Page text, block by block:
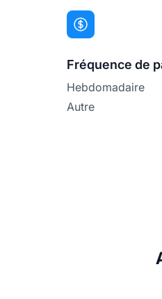
Fréquence de
Hebdomadaire
Autre